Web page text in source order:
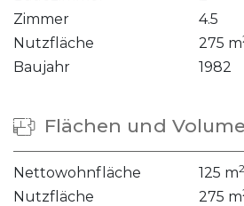
Zimmer
4.5
Nutzfläche
275 m
Baujahr 1982
Flächen und
Nettowohnfläche 125 m2
Nutzfläche 275 m